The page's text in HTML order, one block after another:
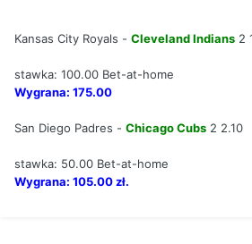
Kansas City Royals - Cleveland Indians 2
stawka: 100.00 Bet-at-home
Wygrana: 175.00
San Diego Padres - Chicago Cubs 2 2.10
stawka: 50.00 Bet-at-home
Wygrana: 105.00 zł.